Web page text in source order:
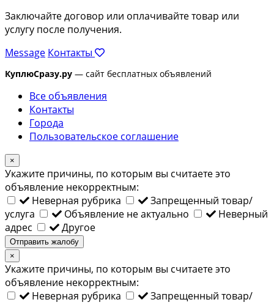
Заключайте договор или оплачивайте товар или
услугу после получения.
Message Контакты
КуплюСразу.ру — сайт бесплатных объявлений
Все объявления
Контакты
Города
Пользовательское соглашение
×
Укажите причины, по которым вы считаете это
объявление некорректным:
Неверная рубрика
Запрещенный товар/
услуга
Объявление не актуально
Неверный
адрес
Другое
Отправить жалобу
×
Укажите причины, по которым вы считаете это
объявление некорректным:
Неверная рубрика
Запрещенный товар/